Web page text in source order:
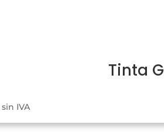
Tinta
sin IVA